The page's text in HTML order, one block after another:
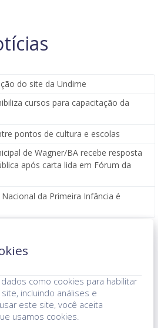
do site da Undime
cursos para capacitação da
pontos de cultura e escolas
de Wagner/BA recebe resposta
após carta lida em Fórum da
da Primeira Infância é
como cookies para habilitar
incluindo análises e
este site, você aceita
usamos cookies.